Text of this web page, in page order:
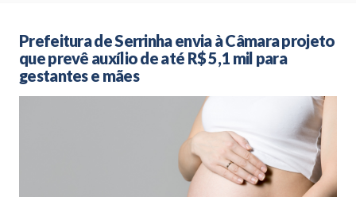
Prefeitura de Serrinha envia à Câmara projeto
que prevê auxílio de até R$ 5,1 mil para
gestantes e mães